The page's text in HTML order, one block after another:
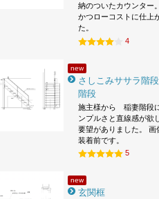
納のついたカウンター
かつローコストに仕上
た。
4
new
さしこみササラ階段
階段
施主様から 稲妻階段
ンプルさと直線感が
要望がありました。 画
装着前です。
5
new
玄関框